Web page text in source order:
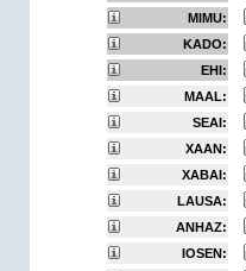
MIMU:
KADO:
EHI:
MAAL:
SEAI:
XAAN:
XABAI:
LAUSA:
ANHAZ:
IOSEN: